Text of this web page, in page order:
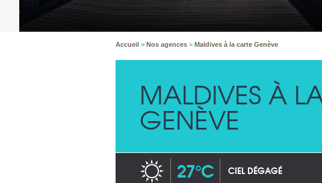
Accueil > Nos agences > Maldives à la carte Genève
MALDIVES À
GENÈVE
27°C CIEL DÉGAGÉ